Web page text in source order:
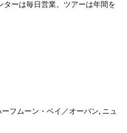
ターは毎日営業。ツアーは年間を
ーフムーン・ベイ／オーバン, ニュ